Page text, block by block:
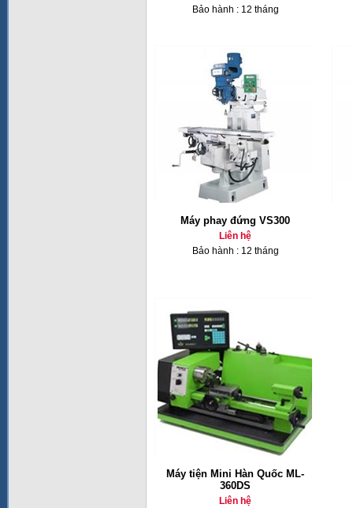
Bảo hành : 12 tháng
Máy phay đứng VS300
Liên hệ
Bảo hành : 12 tháng
Máy tiện Mini Hàn Quốc ML-
360DS
Liên hệ